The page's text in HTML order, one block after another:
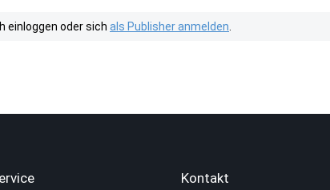
einloggen oder sich als Publisher anmelden
Kontakt